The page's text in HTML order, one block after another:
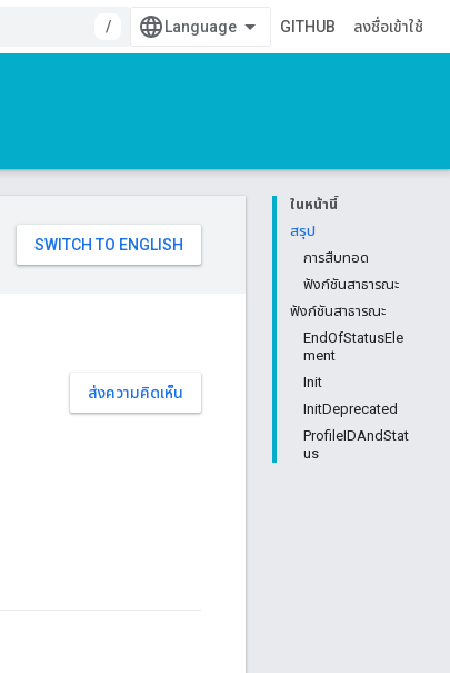
/
GITHUB ลงชื่อเข้าใช้
ในหน้านี้
สรุป
การสืบทอด
ฟังก์ชันสาธารณะ
ฟังก์ชันสาธารณะ
EndOfStatusEle
ment
Init
InitDeprecated
ProfileIDAndStat
us
ส่งความคิดเห็น